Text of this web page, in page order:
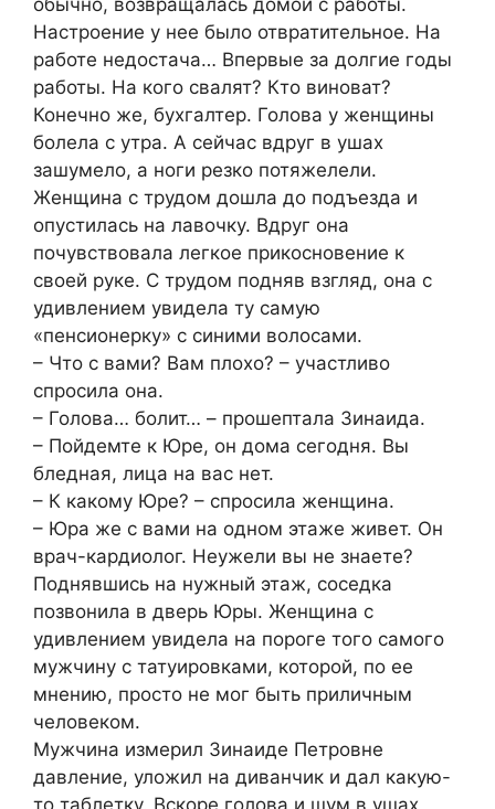
обычно, возвращалась домой с работы.
Настроение у нее было отвратительное. На
работе недостача… Впервые за долгие годы
работы. На кого свалят? Кто виноват?
Конечно же, бухгалтер. Голова у женщины
болела с утра. А сейчас вдруг в ушах
зашумело, а ноги резко потяжелели.
Женщина с трудом дошла до подъезда и
опустилась на лавочку. Вдруг она
почувствовала легкое прикосновение к
своей руке. С трудом подняв взгляд, она с
удивлением увидела ту самую
«пенсионерку» с синими волосами.
– Что с вами? Вам плохо? – участливо
спросила она.
– Голова… болит… – прошептала Зинаида.
– Пойдемте к Юре, он дома сегодня. Вы
бледная, лица на вас нет.
– К какому Юре? – спросила женщина.
– Юра же с вами на одном этаже живет. Он
врач-кардиолог. Неужели вы не знаете?
Поднявшись на нужный этаж, соседка
позвонила в дверь Юры. Женщина с
удивлением увидела на пороге того самого
мужчину с татуировками, которой, по ее
мнению, просто не мог быть приличным
человеком.
Мужчина измерил Зинаиде Петровне
давление, уложил на диванчик и дал какую-